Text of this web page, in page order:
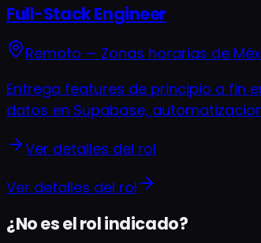
Full-Stack Engineer
Remoto — Zonas horarias de
Entrega features de principio a fin
datos en Supabase,
Ver detalles del rol
Ver detalles del rol
¿No es el rol indicado?